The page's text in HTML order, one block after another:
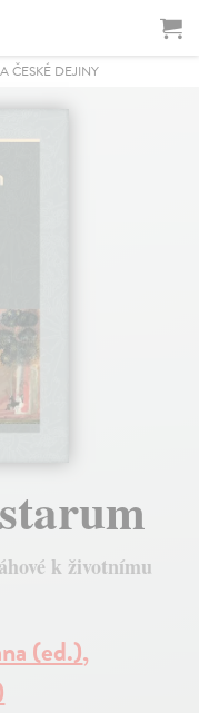
ČESKÉ DEJINY
k životnímu
(ed.),